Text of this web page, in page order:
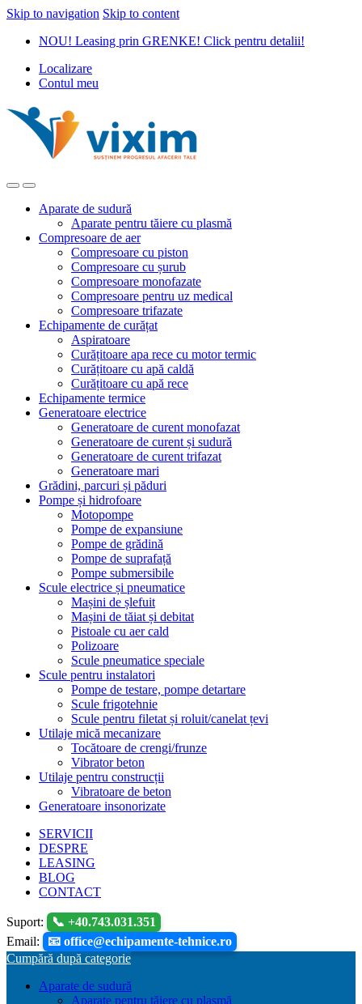
Skip to navigation Skip to content
NOU! Leasing prin GRENKE! Click pentru detalii!
Localizare
Contul meu
Aparate de sudură
Aparate pentru tăiere cu plasmă
Compresoare de aer
Compresoare cu piston
Compresoare cu șurub
Compresoare monofazate
Compresoare pentru uz medical
Compresoare trifazate
Echipamente de curățat
Aspiratoare
Curățitoare apa rece cu motor termic
Curățitoare cu apă caldă
Curățitoare cu apă rece
Echipamente termice
Generatoare electrice
Generatoare de curent monofazat
Generatoare de curent și sudură
Generatoare de curent trifazat
Generatoare mari
Grădini, parcuri și păduri
Pompe și hidrofoare
Motopompe
Pompe de expansiune
Pompe de grădină
Pompe de suprafață
Pompe submersibile
Scule electrice și pneumatice
Mașini de șlefuit
Mașini de tăiat și debitat
Pistoale cu aer cald
Polizoare
Scule pneumatice speciale
Scule pentru instalatori
Pompe de testare, pompe detartare
Scule frigotehnie
Scule pentru filetat și roluit/canelat țevi
Utilaje mică mecanizare
Tocătoare de crengi/frunze
Vibrator beton
Utilaje pentru construcții
Vibratoare de beton
Generatoare insonorizate
SERVICII
DESPRE
LEASING
BLOG
CONTACT
Suport:
📞 +40.743.031.351
Email:
📧 office@echipamente-tehnice.ro
Cumpără după categorie
Aparate de sudură
Aparate pentru tăiere cu plasmă